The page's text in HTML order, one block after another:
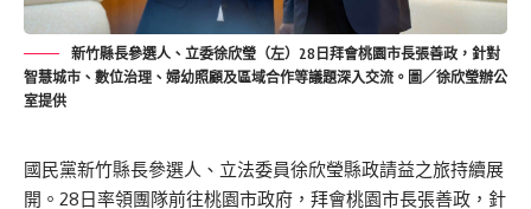
新竹縣長參選人、立委徐欣瑩（左）28日拜會桃園市長張善政，針對
智慧城市、數位治理、婦幼照顧及區域合作等議題深入交流。圖／徐欣瑩辦公
室提供
國民黨新竹縣長參選人、立法委員徐欣瑩縣政請益之旅持續展
開。28日率領團隊前往桃園市政府，拜會桃園市長張善政，針